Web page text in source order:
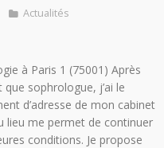
Actualités
à Paris 1 (75001) Après
sophrologue, j’ai le
d’adresse de mon cabinet
lieu me permet de continuer
conditions. Je propose